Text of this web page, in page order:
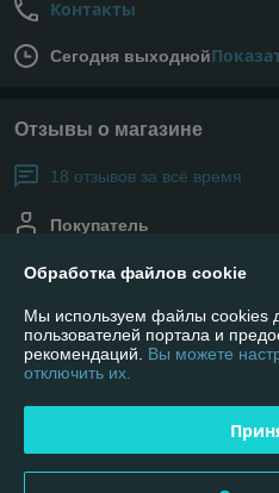
Контакты
Сегодня выходной
Отзывы о магазине
18 отзывов за всё время
Покупатель
Отличный магазин!!!Супер все!
чему очень рад. Консультанты
вежливые)))Вежливость! Быстрота
Отлично
Обработка файлов cookie
Мы используем файлы cookies
пользователей портала и
рекомендаций. Вы можете
отключить их.